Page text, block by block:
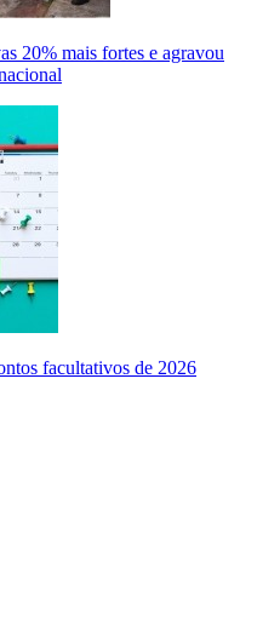
20% mais fortes e agravou
facultativos de 2026